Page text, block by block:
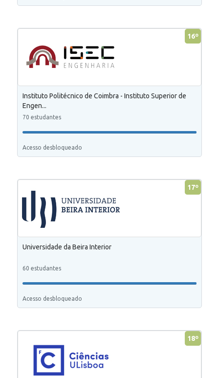
16º
Instituto Politécnico de Coimbra - Instituto Superior de
Engen...
70 estudantes
Acesso desbloqueado
17º
Universidade da Beira Interior
60 estudantes
Acesso desbloqueado
18º